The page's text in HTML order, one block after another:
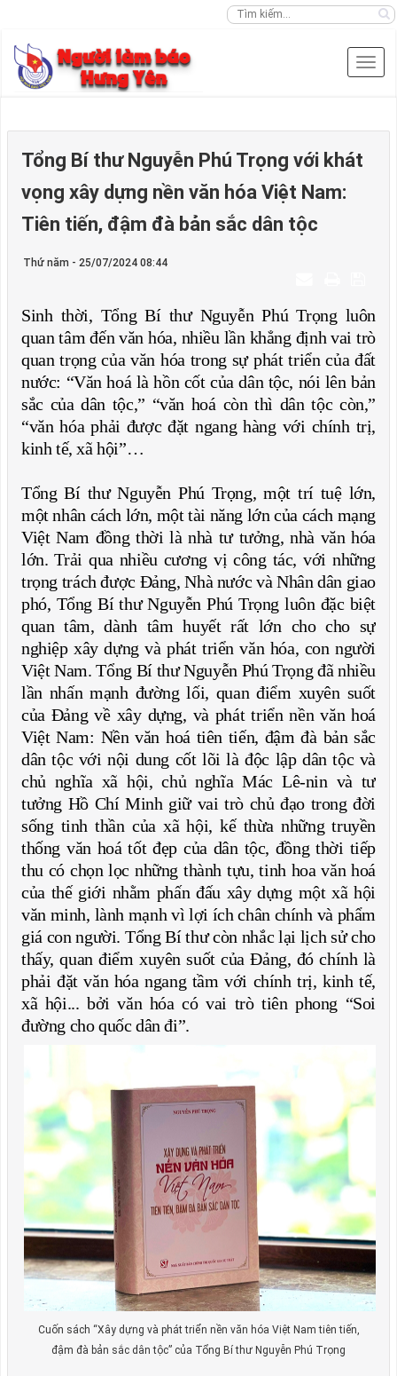
Tổng Bí thư Nguyễn Phú Trọng với khát
vọng xây dựng nền văn hóa Việt Nam:
Tiên tiến, đậm đà bản sắc dân tộc
Thứ năm - 25/07/2024 08:44
Sinh thời, Tổng Bí thư Nguyễn Phú Trọng luôn
quan tâm đến văn hóa, nhiều lần khẳng định vai trò
quan trọng của văn hóa trong sự phát triển của đất
nước: “Văn hoá là hồn cốt của dân tộc, nói lên bản
sắc của dân tộc,” “văn hoá còn thì dân tộc còn,”
“văn hóa phải được đặt ngang hàng với chính trị,
kinh tế, xã hội”…
Tổng Bí thư Nguyễn Phú Trọng, một trí tuệ lớn,
một nhân cách lớn, một tài năng lớn của cách mạng
Việt Nam đồng thời là nhà tư tưởng, nhà văn hóa
lớn. Trải qua nhiều cương vị công tác, với những
trọng trách được Đảng, Nhà nước và Nhân dân giao
phó, Tổng Bí thư Nguyễn Phú Trọng luôn đặc biệt
quan tâm, dành tâm huyết rất lớn cho cho sự
nghiệp xây dựng và phát triển văn hóa, con người
Việt Nam. Tổng Bí thư Nguyễn Phú Trọng đã nhiều
lần nhấn mạnh đường lối, quan điểm xuyên suốt
của Đảng về xây dựng, và phát triển nền văn hoá
Việt Nam: Nền văn hoá tiên tiến, đậm đà bản sắc
dân tộc với nội dung cốt lõi là độc lập dân tộc và
chủ nghĩa xã hội, chủ nghĩa Mác Lê-nin và tư
tưởng Hồ Chí Minh giữ vai trò chủ đạo trong đời
sống tinh thần của xã hội, kế thừa những truyền
thống văn hoá tốt đẹp của dân tộc, đồng thời tiếp
thu có chọn lọc những thành tựu, tinh hoa văn hoá
của thế giới nhằm phấn đấu xây dựng một xã hội
văn minh, lành mạnh vì lợi ích chân chính và phẩm
giá con người. Tổng Bí thư còn nhắc lại lịch sử cho
thấy, quan điểm xuyên suốt của Đảng, đó chính là
phải đặt văn hóa ngang tầm với chính trị, kinh tế,
xã hội... bởi văn hóa có vai trò tiên phong “Soi
đường cho quốc dân đi”.
Cuốn sách “Xây dựng và phát triển nền văn hóa Việt Nam tiên tiến,
đậm đà bản sắc dân tộc” của Tổng Bí thư Nguyễn Phú Trọng